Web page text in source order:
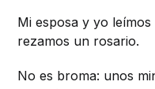
Mi esposa y yo
rezamos un rosario.
No es broma: unos